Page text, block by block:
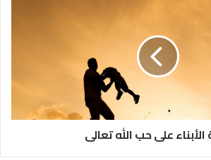
الأبناء على حب الله تعالى